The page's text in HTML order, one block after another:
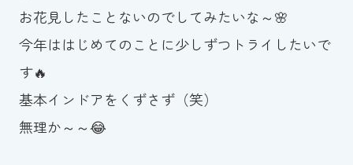
お問い合わせ
Tel.098-863-7264
平日 9:00～22:00｜土祝 9:00～21:00
お花見したことないのでしてみたいな～🌸
今年ははじめてのことに少しずつトライしたいで
す🔥
基本インドアをくずさず（笑）
無理か～～😂